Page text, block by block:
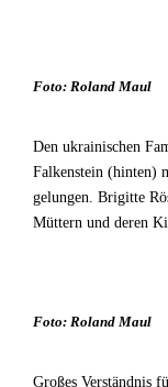
Foto: Roland Maul
Den ukrainischen
Falkenstein (hinten)
gelungen. Brigitte
Müttern und deren
Foto: Roland Maul
Großes Verständnis